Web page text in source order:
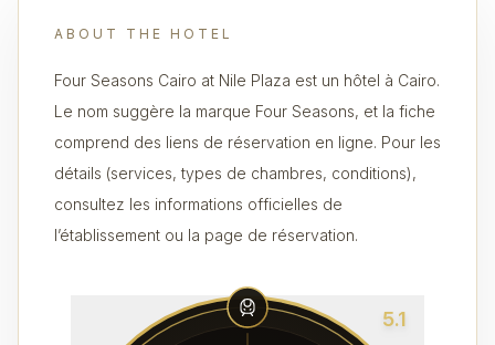
ABOUT THE HOTEL
Four Seasons Cairo at Nile Plaza est un hôtel à Cairo.
Le nom suggère la marque Four Seasons, et la fiche
comprend des liens de réservation en ligne. Pour les
détails (services, types de chambres, conditions),
consultez les informations officielles de
l’établissement ou la page de réservation.
5.1